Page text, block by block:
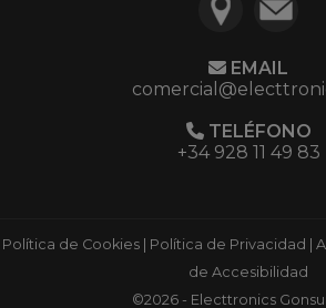
EMAIL
TELÉFONO
+34 928 11 49 83
Política de Cookies Política de Privacidad
de Accesibilidad
©2026 - Electtronics